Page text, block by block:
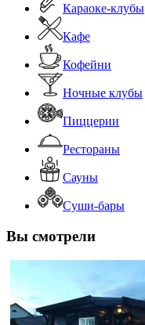
Караоке-клубы
Кафе
Кофейни
Ночные клубы
Пиццерии
Рестораны
Сауны
Суши-бары
Вы смотрели